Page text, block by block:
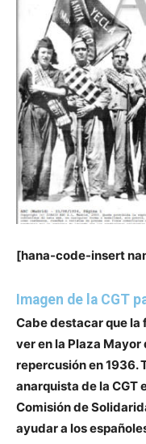
[hana-code-insert
Imagen de la CGT
Cabe destacar que la
ver en la Plaza Mayor
repercusión en 1936.
anarquista dela CGT
Comisión de
ayudar a los